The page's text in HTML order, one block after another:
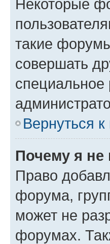
Некоторые
такие
совершать
Вернуться к
Почему я не
Право
форума,
может не
форумах.